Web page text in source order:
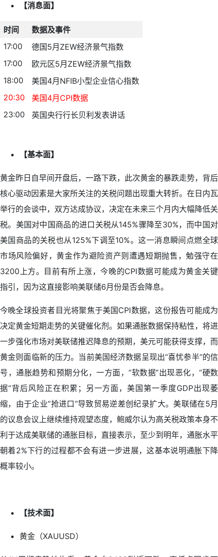
【消息面】
时间
数据及事件
17:00
德国5月ZEW经济景气指数
17:00
欧元区5月ZEW经济景气指数
18:00
美国4月NFIB小型企业信心指数
20:30
美国4月CPI数据
23:00
英国央行行长贝利发表讲话
【基本面】
黄金昨日自早间开盘后，一路下跌，此次黄金的暴跌走势，背后
核心驱动因素是大家所关注的关税问题出现重大转折。在日内瓦
举行的会谈中，双方达成协议，决定在未来三个月内大幅降低关
税。美国对中国商品的进口关税从145%骤降至30%，而中国对
美国商品的关税也从125%下调至10%。这一消息瞬间点燃全球
市场风险偏好，黄金作为避险资产则遭遇短期抛售，勉强守在
3200上方。目前有所上涨，今晚的CPI数据可能成为黄金关键
指引，因为这直接影响美联储6月份是否会降息。
今晚全球投资者目光将聚焦于美国CPI数据，这份报告可能成为
决定黄金短期走势的关键催化剂。如果通胀数据保持粘性，将进
一步强化市场对美联储推迟降息的预期，美元可能获得支撑，而
黄金则面临新的压力。当前美国经济数据呈现出“喜忧参半”的信
号，通胀趋势和预期分化，一方面，“软数据”出现恶化，“硬数
据”背后风险正在积累；另一方面，美国第一季度GDP出现萎
缩，由于企业“抢进口”导致贸易逆差创纪录扩大。美联储在5月
的议息会议上继续维持观望态度，鲍威尔认为高关税政策本身不
利于达成美联储的通胀目标，直接表示，至少到明年，通胀水平
朝着2%下行的过程都不会有进一步进展，这基本说明通胀下降
概率较小。
【技术面】
黄金（XAUUSD）